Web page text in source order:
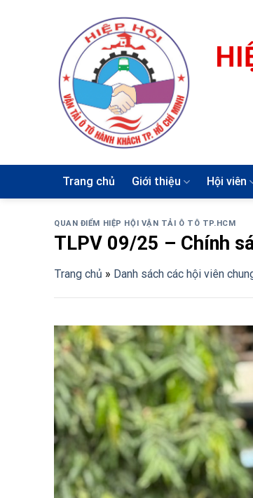
Trang chủ Giới thiệu Hội viên
QUAN ĐIỂM HIỆP HỘI VẬN TẢI Ô TÔ TP.HCM
TLPV 09/25 – Chính
Trang chủ » Danh sách các hội viên